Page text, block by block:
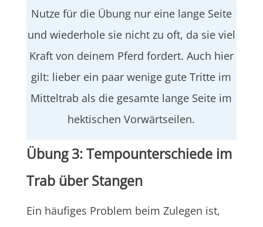
Nutze für die Übung nur eine lange Seite
und wiederhole sie nicht zu oft, da sie viel
Kraft von deinem Pferd fordert. Auch hier
gilt: lieber ein paar wenige gute Tritte im
Mitteltrab als die gesamte lange Seite im
hektischen Vorwärtseilen.
Übung 3: Tempounterschiede im
Trab über Stangen
Ein häufiges Problem beim Zulegen ist,